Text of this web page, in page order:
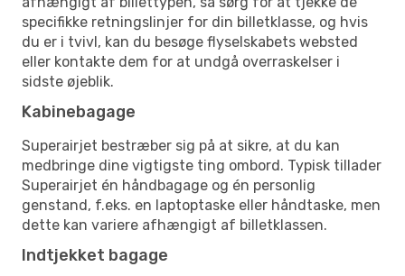
specifikke retningslinjer for din billetklasse, og hvis
du er i tvivl, kan du besøge flyselskabets websted
eller kontakte dem for at undgå overraskelser i
sidste øjeblik.
Kabinebagage
Superairjet bestræber sig på at sikre, at du kan
medbringe dine vigtigste ting ombord. Typisk tillader
Superairjet én håndbagage og én personlig
genstand, f.eks. en laptoptaske eller håndtaske, men
dette kan variere afhængigt af billetklassen.
Indtjekket bagage